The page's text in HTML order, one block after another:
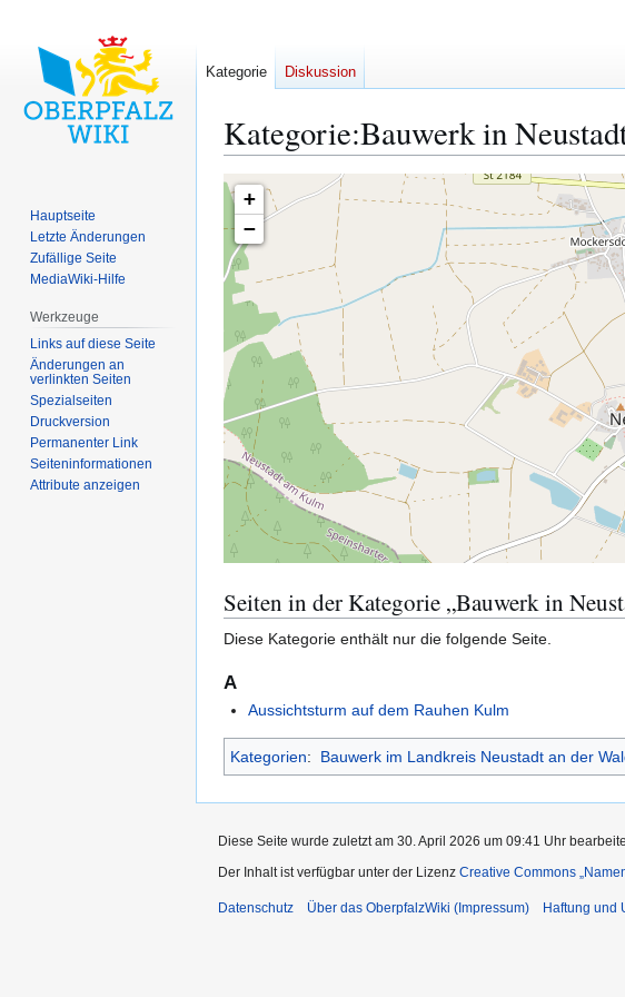
Kategorie:Bauwerk in
Zur
Navigation
springen
Zur
Suche
springen
+
−
Seiten in der Kategorie „Bauwerk in
Diese Kategorie enthält nur die folgende Seite.
A
Aussichtsturm auf dem Rauhen Kulm
Kategorien: Bauwerk im Landkreis Neustadt an der
Kategorie Diskussion
Hauptseite
Letzte Änderungen
Zufällige Seite
MediaWiki-Hilfe
Werkzeuge
Links auf diese Seite
Änderungen an
verlinkten Seiten
Spezialseiten
Druckversion
Permanenter Link
Seiten­­informationen
Attribute anzeigen
Diese Seite wurde zuletzt am 30. April 2026 um 09:41 Uhr
Der Inhalt ist verfügbar unter der Lizenz Creative Commons
Datenschutz Über das OberpfalzWiki (Impressum) Haftung und